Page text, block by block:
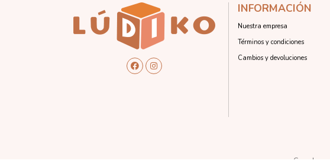
INFORMACIÓN
Nuestra empresa
Términos y condiciones
Cambios y devoluciones
Creado por